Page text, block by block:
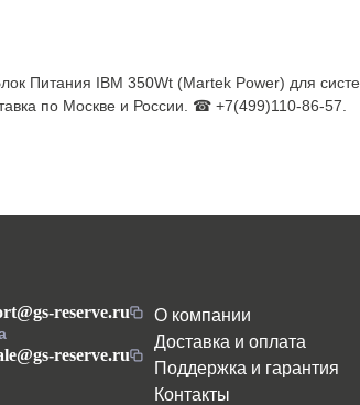
Питания IBM 350Wt (Martek Power) для
по Москве и России. ☎ +7(499)110-86-57.
reserve.ru
reserve.ru
О компании
Доставка и оплата
Поддержка и гарантия
Контакты